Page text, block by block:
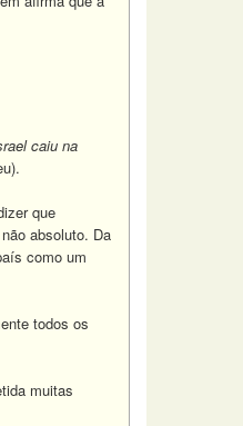
caiu na
que
absoluto. Da
como um
todos os
muitas